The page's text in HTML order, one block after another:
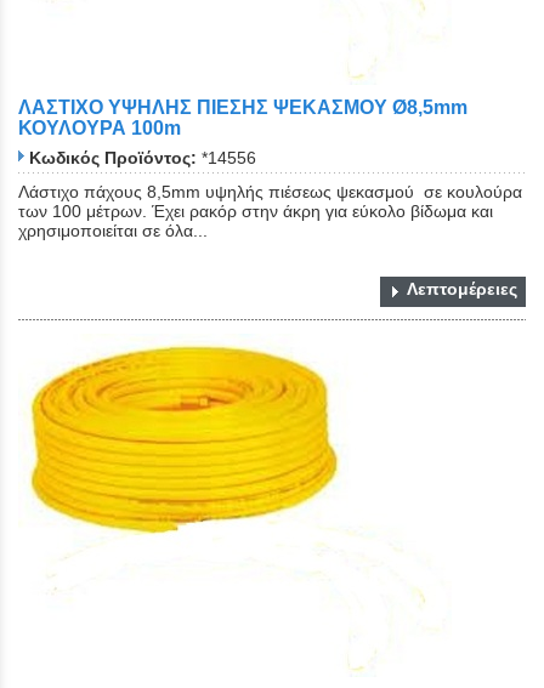
ΛΑΣΤΙΧΟ ΥΨΗΛΗΣ ΠΙΕΣΗΣ ΨΕΚΑΣΜΟΥ Ø8,5mm
ΚΟΥΛΟΥΡΑ 100m
Κωδικός Προϊόντος: *14556
Λάστιχο πάχους 8,5mm υψηλής πιέσεως ψεκασμού σε κουλούρα
των 100 μέτρων. Έχει ρακόρ στην άκρη για εύκολο βίδωμα και
χρησιμοποιείται σε όλα...
Λεπτομέρειες